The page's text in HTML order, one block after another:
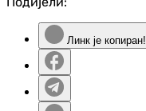
Линк је копиран!